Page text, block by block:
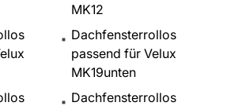
MK12
Dachfensterrollos
passend für Velux
MK19unten
Dachfensterrollos